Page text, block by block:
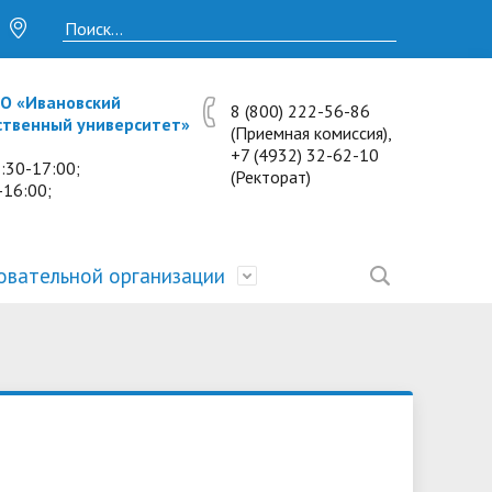
«Ивановский
университет»
17:00;
8 (800) 222-56-86
(Приемная комиссия),
+7 (4932) 32-62-10
(Ректорат)
• Научные журналы
• Разбор олимпиадных заданий
• Иностранным студентам
организации
и
• Материально-техническое